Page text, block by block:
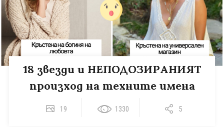
18 звезди и НЕПОДОЗИРАНИЯТ
произход на техните имена
19 1330 5